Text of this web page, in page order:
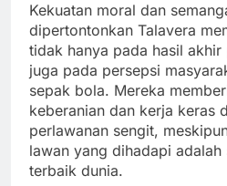
Kekuatan moral dan
dipertontonkan Talavera
tidak hanya pada hasil
juga pada persepsi
sepak bola. Mereka
keberanian dan kerja keras
perlawanan sengit,
lawan yang dihadapi adalah
terbaik dunia.